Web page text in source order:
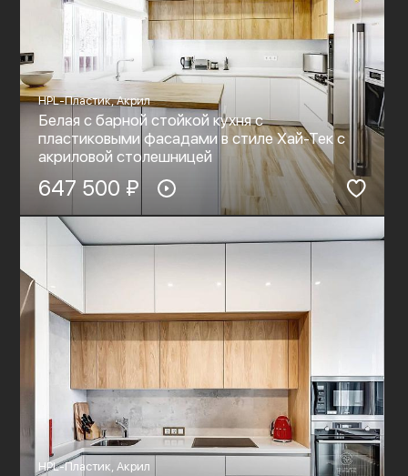
HPL-Пластик, Акрил
Белая с барной стойкой кухня с
пластиковыми фасадами в стиле Хай-Тек c
акриловой столешницей
647 500 ₽
HPL-Пластик, Акрил